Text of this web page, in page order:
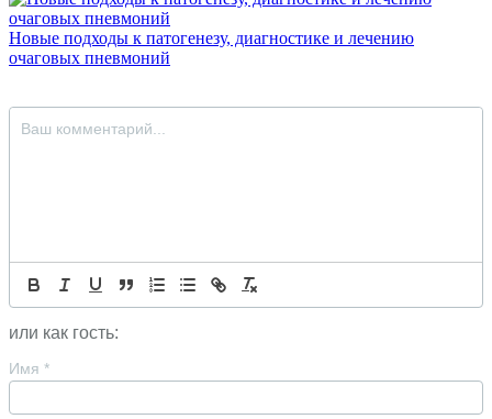
Новые подходы к патогенезу, диагностике и лечению
очаговых пневмоний
или как гость:
Имя *